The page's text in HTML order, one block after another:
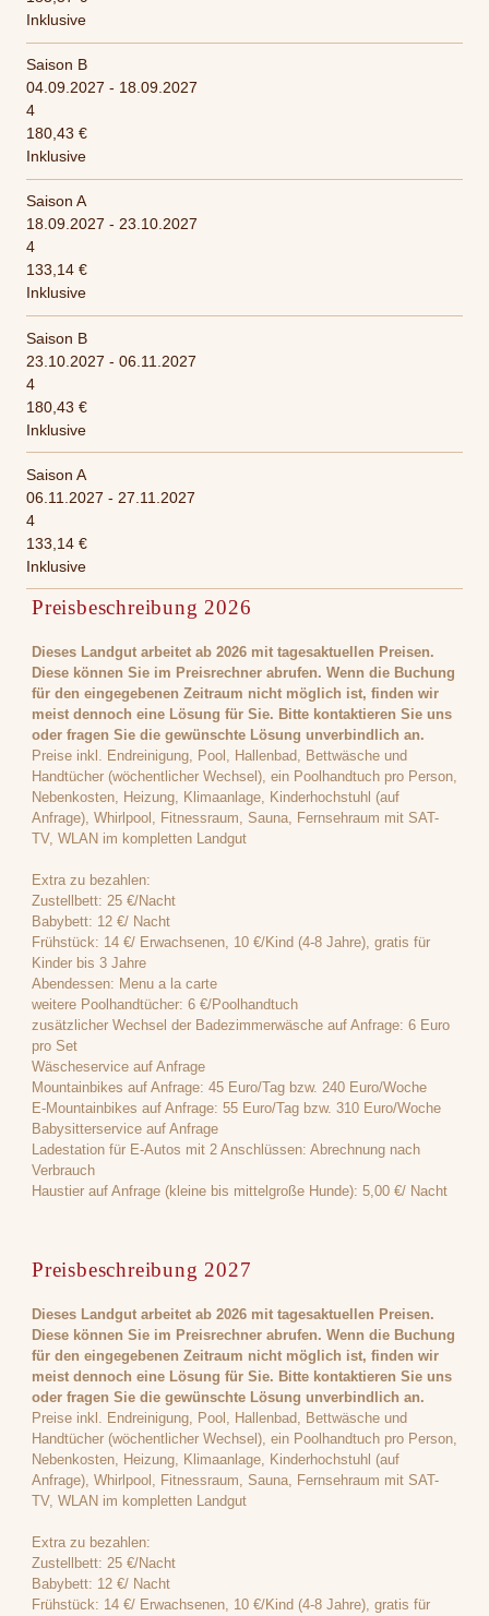
Inklusive
Saison B
04.09.2027 - 18.09.2027
4
180,43 €
Inklusive
Saison A
18.09.2027 - 23.10.2027
4
133,14 €
Inklusive
Saison B
23.10.2027 - 06.11.2027
4
180,43 €
Inklusive
Saison A
06.11.2027 - 27.11.2027
4
133,14 €
Inklusive
Preisbeschreibung 2026
Dieses Landgut arbeitet ab 2026 mit tagesaktuellen Preisen.
Diese können Sie im Preisrechner abrufen. Wenn die Buchung
für den eingegebenen Zeitraum nicht möglich ist, finden wir
meist dennoch eine Lösung für Sie. Bitte kontaktieren Sie uns
oder fragen Sie die gewünschte Lösung unverbindlich an.
Preise inkl. Endreinigung, Pool, Hallenbad, Bettwäsche und
Handtücher (wöchentlicher Wechsel), ein Poolhandtuch pro Person,
Nebenkosten, Heizung, Klimaanlage, Kinderhochstuhl (auf
Anfrage), Whirlpool, Fitnessraum, Sauna, Fernsehraum mit SAT-
TV, WLAN im kompletten Landgut
Extra zu bezahlen:
Zustellbett: 25 €/Nacht
Babybett: 12 €/ Nacht
Frühstück: 14 €/ Erwachsenen, 10 €/Kind (4-8 Jahre), gratis für
Kinder bis 3 Jahre
Abendessen: Menu a la carte
weitere Poolhandtücher: 6 €/Poolhandtuch
zusätzlicher Wechsel der Badezimmerwäsche auf Anfrage: 6 Euro
pro Set
Wäscheservice auf Anfrage
Mountainbikes auf Anfrage: 45 Euro/Tag bzw. 240 Euro/Woche
E-Mountainbikes auf Anfrage: 55 Euro/Tag bzw. 310 Euro/Woche
Babysitterservice auf Anfrage
Ladestation für E-Autos mit 2 Anschlüssen: Abrechnung nach
Verbrauch
Haustier auf Anfrage (kleine bis mittelgroße Hunde): 5,00 €/ Nacht
Preisbeschreibung 2027
Dieses Landgut arbeitet ab 2026 mit tagesaktuellen Preisen.
Diese können Sie im Preisrechner abrufen. Wenn die Buchung
für den eingegebenen Zeitraum nicht möglich ist, finden wir
meist dennoch eine Lösung für Sie. Bitte kontaktieren Sie uns
oder fragen Sie die gewünschte Lösung unverbindlich an.
Preise inkl. Endreinigung, Pool, Hallenbad, Bettwäsche und
Handtücher (wöchentlicher Wechsel), ein Poolhandtuch pro Person,
Nebenkosten, Heizung, Klimaanlage, Kinderhochstuhl (auf
Anfrage), Whirlpool, Fitnessraum, Sauna, Fernsehraum mit SAT-
TV, WLAN im kompletten Landgut
Extra zu bezahlen:
Zustellbett: 25 €/Nacht
Babybett: 12 €/ Nacht
Frühstück: 14 €/ Erwachsenen, 10 €/Kind (4-8 Jahre), gratis für